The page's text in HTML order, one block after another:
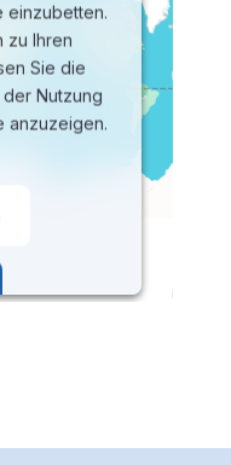
einzubetten.
zu Ihren
Sie die
Nutzung
anzuzeigen.